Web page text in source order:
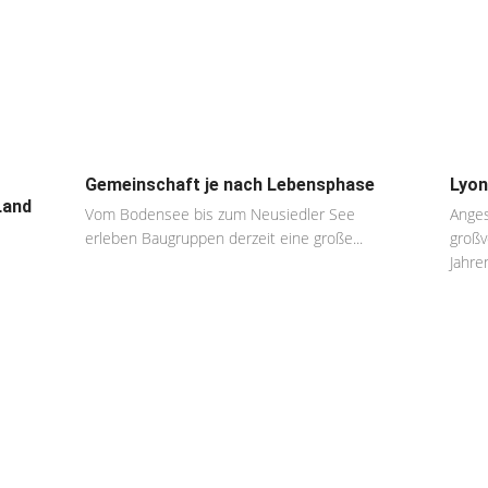
Gemeinschaft je nach Lebensphase
Vom Bodensee bis zum Neusiedler See
erleben Baugruppen derzeit eine große...